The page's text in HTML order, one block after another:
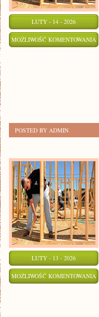
LUTY - 14 - 2026
MOŻLIWOŚĆ KOMENTOWANIA
POSTED BY ADMIN
LUTY - 13 - 2026
MOŻLIWOŚĆ KOMENTOWANIA